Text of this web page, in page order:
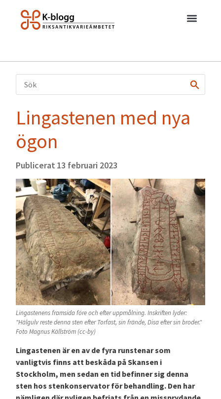
Lingastenen med nya
ögon
Publicerat 13 februari 2023
Lingastenens framsida före och efter uppmålning. Inskriften lyder:
"Hälgulv reste denna sten efter Torfast, sin frände, Disa efter sin broder."
Foto Magnus Källström (cc-by)
Lingastenen är en av de fyra runstenar som
vanligtvis finns att beskåda på Skansen i
Stockholm, men sedan en tid befinner sig denna
sten hos stenkonservator för behandling. Den har